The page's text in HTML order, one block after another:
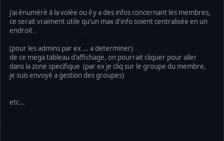
j'ai énuméré à la volée ou il y a des infos concernant les membres,
ce serait vraiment utile qu'un max d'info soient centralisée en un
endroit .
(pour les admins par ex ... a determiner)
de ce mega tableau d'affichage, on pourrait cliquer pour aller
dans la zone specifique (par ex je cliq sur le groupe du membre,
je suis envoyé a gestion des groupes)
etc...